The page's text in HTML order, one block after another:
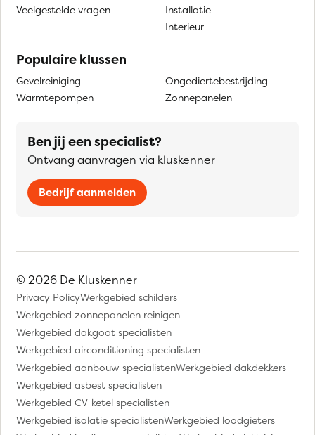
Veelgestelde vragen
Installatie
Interieur
Populaire klussen
Gevelreiniging
Warmtepompen
Ongediertebestrijding
Zonnepanelen
Ben jij een specialist?
Ontvang aanvragen via kluskenner
Bedrijf aanmelden
© 2026 De Kluskenner
Privacy PolicyWerkgebied schilders
Werkgebied zonnepanelen reinigen
Werkgebied dakgoot specialisten
Werkgebied airconditioning specialisten
Werkgebied aanbouw specialistenWerkgebied dakdekkers
Werkgebied asbest specialisten
Werkgebied CV-ketel specialisten
Werkgebied isolatie specialistenWerkgebied loodgieters